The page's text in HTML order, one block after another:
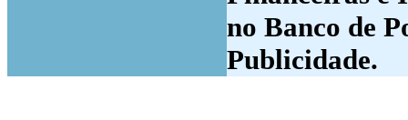
no Banco de
Publicidade.